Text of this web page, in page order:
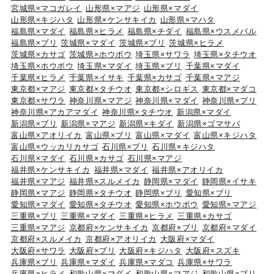
宮城県×マコガレイ
山形県×マアジ 山形県×マダイ
山形県×キジハタ 山形県×ケンサキイカ
山形県×マハタ
福島県×マダイ 福島県×ヒラメ 福島県×チダイ 福島県×ウスメバル
福島県×ブリ
茨城県×マダイ 茨城県×ブリ
茨城県×ヒラメ
茨城県×カサゴ 茨城県×ホウボウ 埼玉県×サワラ 埼玉県×タチウオ
埼玉県×ホウボウ 埼玉県×マダイ 埼玉県×ブリ
千葉県×マダイ
千葉県×ヒラメ 千葉県×イサキ 千葉県×カサゴ 千葉県×マアジ
東京都×マアジ 東京都×タチウオ 東京都×シロギス 東京都×マダコ
東京都×サワラ 神奈川県×マアジ 神奈川県×マダイ 神奈川県×ブリ
神奈川県×アカアマダイ 神奈川県×タチウオ 新潟県×マダイ
新潟県×ブリ
新潟県×マアジ 新潟県×キダイ
新潟県×ゴマサバ
富山県×アオリイカ 富山県×ブリ 富山県×マダイ 富山県×キジハタ
富山県×ウッカリカサゴ 石川県×ブリ
石川県×キジハタ
石川県×マダイ 石川県×カサゴ 石川県×マアジ
福井県×ケンサキイカ 福井県×マダイ 福井県×アオリイカ
福井県×マアジ 福井県×スルメイカ 静岡県×マダイ 静岡県×イサキ
静岡県×マアジ 静岡県×タチウオ 静岡県×ブリ
愛知県×ブリ
愛知県×マダイ 愛知県×タチウオ 愛知県×ホウボウ 愛知県×マアジ
三重県×ブリ
三重県×マダイ 三重県×ヒラメ
三重県×カサゴ
三重県×マアジ 京都府×ケンサキイカ 京都府×ブリ
京都府×マダイ
京都府×スルメイカ 京都府×アオリイカ
大阪府×マダイ
大阪府×サワラ
大阪府×ブリ 大阪府×キジハタ
大阪府×スズキ
兵庫県×ブリ
兵庫県×マダイ 兵庫県×マダコ
兵庫県×サワラ